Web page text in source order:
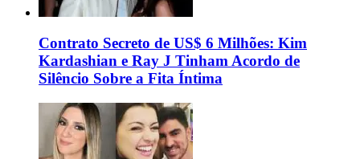
Contrato Secreto de US$ 6 Milhões: Kim
Kardashian e Ray J Tinham Acordo de
Silêncio Sobre a Fita Íntima